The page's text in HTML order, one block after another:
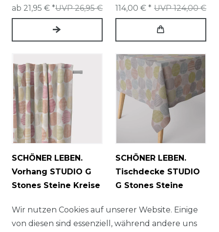
UVP 26,95 €
ab 21,95 € *
UVP 124,00 €
114,00 € *
SCHÖNER LEBEN.
Vorhang STUDIO G
Stones Steine Kreise
245cm oder
Wunschlänge,
SCHÖNER LEBEN.
Tischdecke STUDIO
G Stones Steine
verschiedene
Größen
Wir nutzen Cookies auf unserer Website. Einige
von diesen sind essenziell, während andere uns